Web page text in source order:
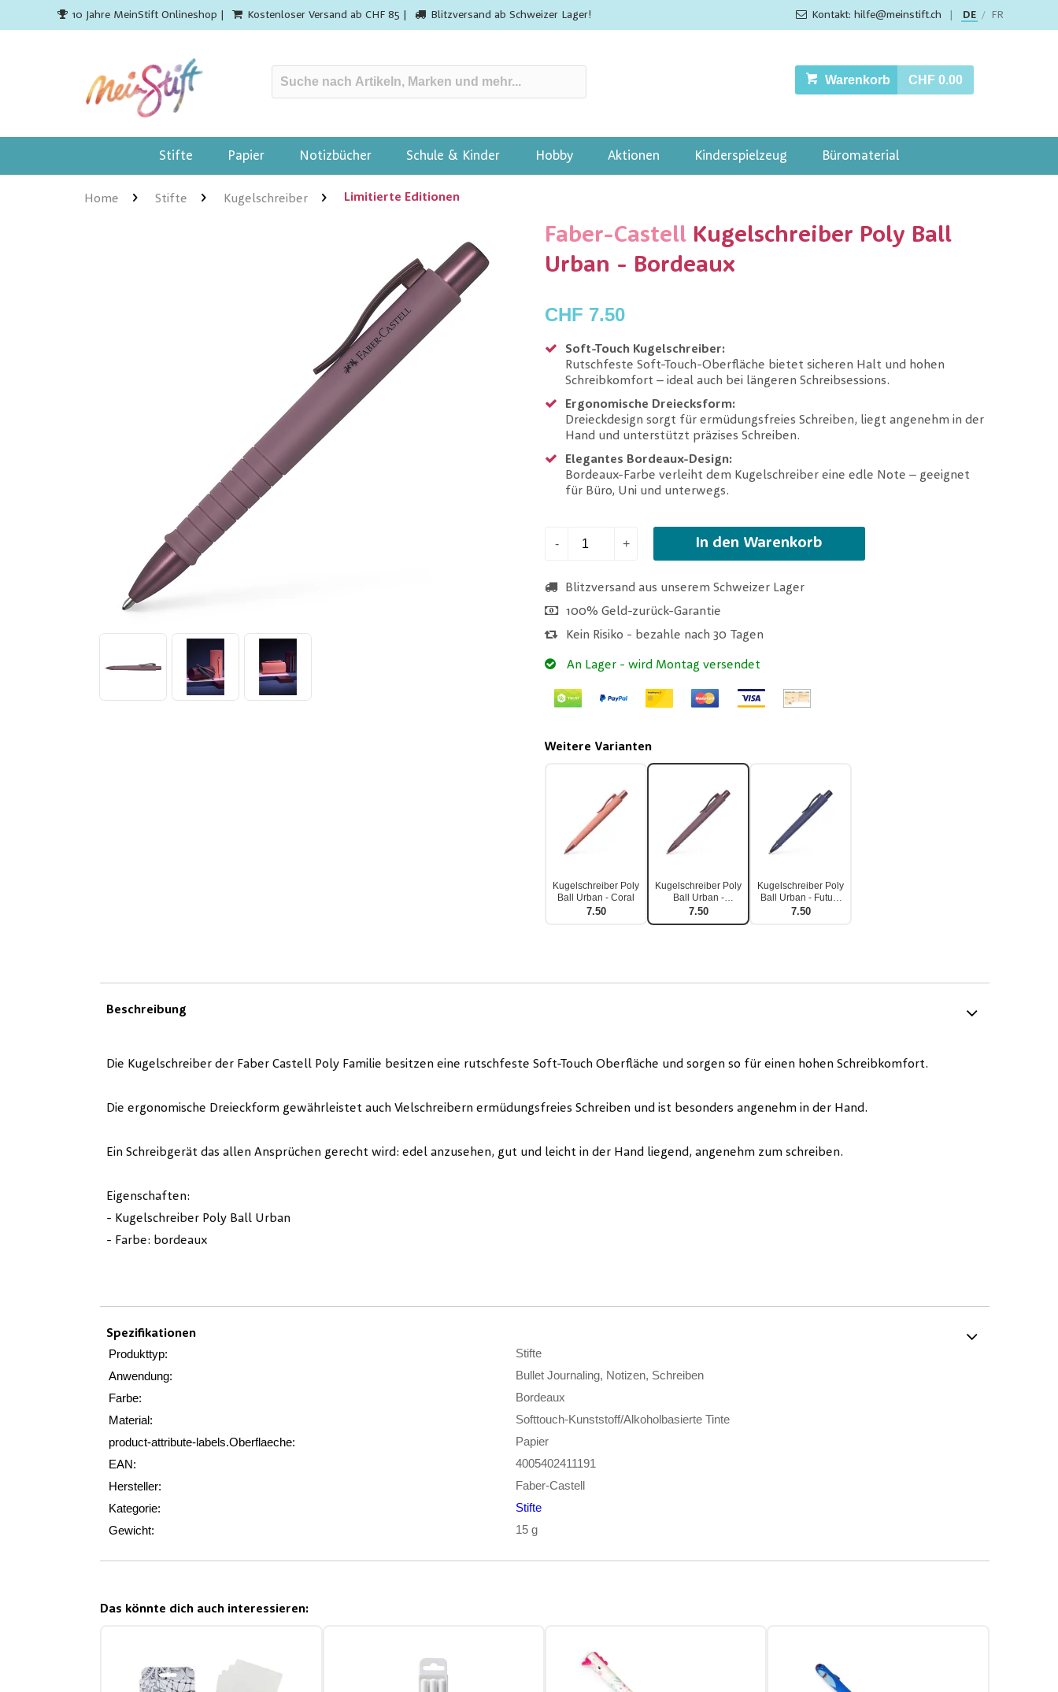
10 Jahre MeinStift Onlineshop | Kostenloser Versand ab CHF 85 | Blitzversand ab Schweizer Lager! Kontakt: hilfe@meinstift.ch DE / FR
Warenkorb CHF 0.00
Stifte Papier Notizbücher Schule & Kinder Hobby Aktionen Kinderspielzeug Büromaterial
Home Stifte Kugelschreiber Limitierte Editionen
Faber-Castell Kugelschreiber Poly Ball
Urban - Bordeaux
CHF 7.50
Soft-Touch Kugelschreiber:
Rutschfeste Soft-Touch-Oberfläche bietet sicheren Halt und hohen
Schreibkomfort – ideal auch bei längeren Schreibsessions.
Ergonomische Dreiecksform:
Dreieckdesign sorgt für ermüdungsfreies Schreiben, liegt angenehm in der
Hand und unterstützt präzises Schreiben.
Elegantes Bordeaux-Design:
Bordeaux-Farbe verleiht dem Kugelschreiber eine edle Note – geeignet
für Büro, Uni und unterwegs.
- + In den Warenkorb
Blitzversand aus unserem Schweizer Lager
100% Geld-zurück-Garantie
Kein Risiko - bezahle nach 30 Tagen
An Lager - wird Montag versendet
Weitere Varianten
Kugelschreiber Poly
Ball Urban - Coral
7.50
Kugelschreiber Poly
Ball Urban -
Bordeaux
7.50
Kugelschreiber Poly
Ball Urban - Future
Dusk
7.50
Beschreibung
Die Kugelschreiber der Faber Castell Poly Familie besitzen eine rutschfeste Soft-Touch Oberfläche und sorgen so für einen hohen Schreibkomfort.
Die ergonomische Dreieckform gewährleistet auch Vielschreibern ermüdungsfreies Schreiben und ist besonders angenehm in der Hand.
Ein Schreibgerät das allen Ansprüchen gerecht wird: edel anzusehen, gut und leicht in der Hand liegend, angenehm zum schreiben.
Eigenschaften:
- Kugelschreiber Poly Ball Urban
- Farbe: bordeaux
Spezifikationen
Produkttyp:
Stifte
Anwendung:
Bullet Journaling, Notizen, Schreiben
Farbe:
Bordeaux
Material:
Softtouch-Kunststoff/Alkoholbasierte Tinte
product-attribute-labels.Oberflaeche:
Papier
EAN:
4005402411191
Hersteller:
Faber-Castell
Kategorie:
Stifte
Gewicht:
15 g
Das könnte dich auch interessieren: